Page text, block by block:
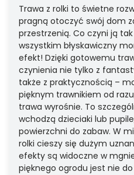
Trawa z rolki to świetne
pragną otoczyć swój dom
przestrzenią. Co czyni ją
wszystkim błyskawiczny
efekt! Dzięki gotowemu
czynienia nie tylko z
także z praktycznością –
pięknym trawnikiem od
trawa wyrośnie. To
wchodzą dzieciaki lub
powierzchni do zabaw. W
rolki cieszy się dużym
efekty są widoczne w
pięknego ogrodu jest nie